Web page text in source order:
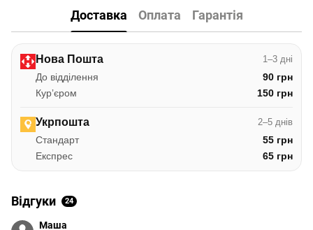
Доставка Оплата Гарантія
Нова Пошта 1–3 дні
До відділення
90 грн
Курʼєром
150 грн
Укрпошта 2–5 днів
Стандарт
55 грн
Експрес
65 грн
Відгуки 24
Маша